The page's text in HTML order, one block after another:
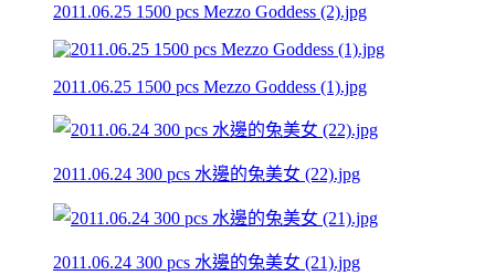
2011.06.25 1500 pcs Mezzo Goddess (2).jpg
2011.06.25 1500 pcs Mezzo Goddess (1).jpg
2011.06.24 300 pcs 水邊的兔美女 (22).jpg
2011.06.24 300 pcs 水邊的兔美女 (21).jpg